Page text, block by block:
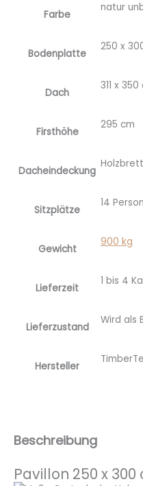
Farbe
natur
Bodenplatte
250 x
Dach
311 x 350
Firsthöhe
295 cm
Dacheindeckung
Sitzplätze
14
Gewicht
900 kg
Lieferzeit
1 bis 4
Lieferzustand
Wird als
Hersteller
Beschreibung
Pavillon 250 x 300